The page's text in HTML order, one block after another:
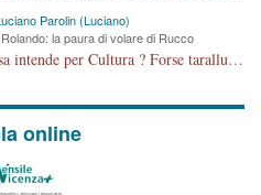
Parolin (Luciano)
la paura di volare di Rucco
Vorrei sapere dal C.C. Rolando cosa intende per Cultura ? Forse tarallucci, vino e sagre, o spaghetti tricolori del PD ? Il continuo (s)parlare della mostra a Palazzo Chiericati caro consigliere DANNEGGIA FORTEMENTE l'immagine della città TUTTA e fa deviare i consensi che in RUSSIA (badi bene ex U.R.S.S.) sono ECCELLENTI. A livello artistico l'evento è di alta Valenza culturale, COMPITO di Tutta la Cittadinanza fare il possibile per propagandare l'iniziativa senza farne UN CASO PARTITICO come fa Lei da sempre. Meno Gazebo + Partecipazione! E così sia. Amen.
online